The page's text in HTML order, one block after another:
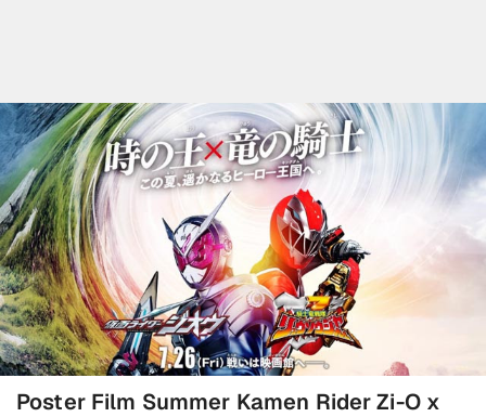
Poster Film Summer Kamen Rider Zi-O x